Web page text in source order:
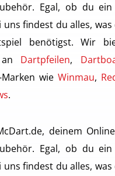
Egal, ob du ein
findest du alles,
benötigst. Wir
Dartpfeilen,
wie Winmau,
.
deinem
Egal, ob du ein
findest du alles,